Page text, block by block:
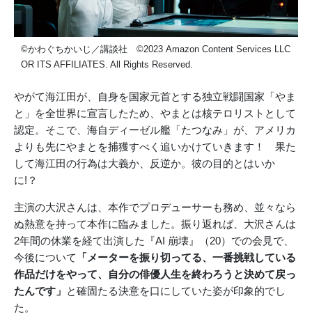
©かわぐちかいじ／講談社 ©2023 Amazon Content Services LLC
OR ITS AFFILIATES. All Rights Reserved.
やがて海江田が、自身を国家元首とする独立戦闘国家「やま
と」を全世界に宣言したため、やまとは核テロリストとして
認定。そこで、海自ディーゼル艦「たつなみ」が、アメリカ
よりも先にやまとを捕獲すべく追いかけていきます！ 果た
して海江田の行為は大義か、反逆か。彼の目的とはいか
に!？
主演の大沢さんは、本作でプロデューサーも務め、並々なら
ぬ熱意を持って本作に臨みました。振り返れば、大沢さんは
2年間の休業を経て出演した『AI 崩壊』（20）での会見で、
今後について
「メーターを振り切ってる、一番挑戦している
作品だけをやって、自分の俳優人生を終わろうと決めて戻っ
たんです」 と確固たる決意を口にしていた姿が印象的でし
た。